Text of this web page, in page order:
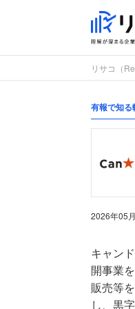
リサコ（
有報で知る
2026年05
キャン
開事業
販売等
し、黒